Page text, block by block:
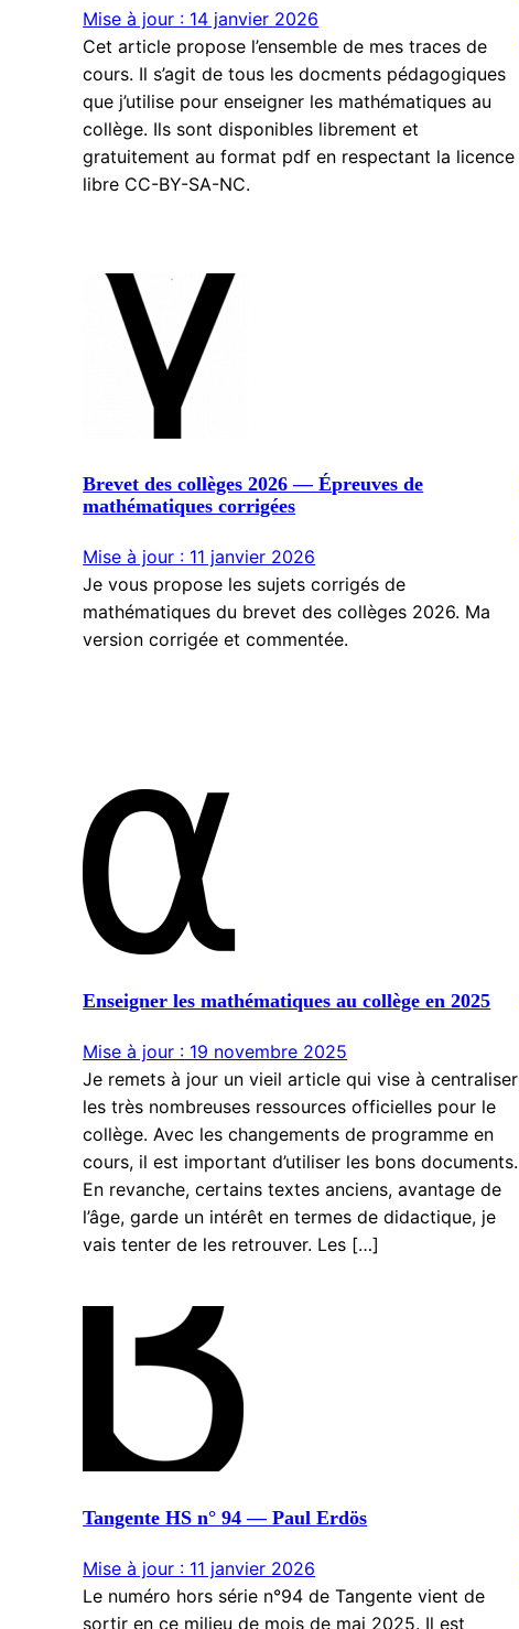
Mise à jour : 14 janvier 2026
Cet article propose l’ensemble de mes traces de
cours. Il s’agit de tous les docments pédagogiques
que j’utilise pour enseigner les mathématiques au
collège. Ils sont disponibles librement et
gratuitement au format pdf en respectant la licence
libre CC-BY-SA-NC.
Brevet des collèges 2026 — Épreuves de
mathématiques corrigées
Mise à jour : 11 janvier 2026
Je vous propose les sujets corrigés de
mathématiques du brevet des collèges 2026. Ma
version corrigée et commentée.
Enseigner les mathématiques au collège en 2025
Mise à jour : 19 novembre 2025
Je remets à jour un vieil article qui vise à centraliser
les très nombreuses ressources officielles pour le
collège. Avec les changements de programme en
cours, il est important d’utiliser les bons documents.
En revanche, certains textes anciens, avantage de
l’âge, garde un intérêt en termes de didactique, je
vais tenter de les retrouver. Les […]
Tangente HS n° 94 — Paul Erdös
Mise à jour : 11 janvier 2026
Le numéro hors série n°94 de Tangente vient de
sortir en ce milieu de mois de mai 2025. Il est